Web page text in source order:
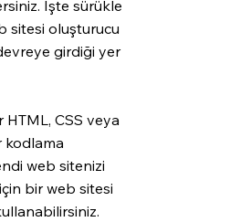
İşte sürükle
sitesi oluşturucu
girdiği yer
CSS veya
kodlama
web sitenizi
bir web sitesi